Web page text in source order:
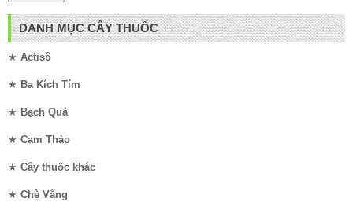
DANH MỤC CÂY THUỐC
★ Actisô
★ Ba Kích Tím
★ Bạch Quả
★ Cam Thảo
★ Cây thuốc khác
★ Chè Vằng